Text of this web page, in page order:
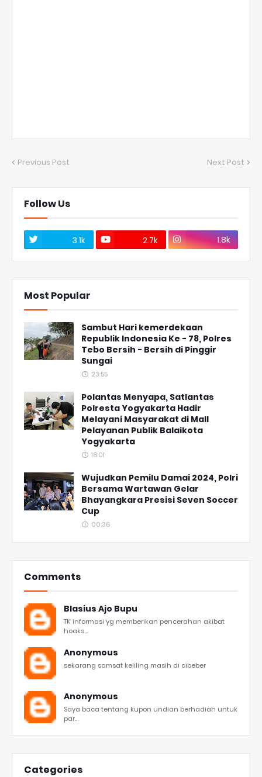
Previous Post Next Post
Follow Us
3.1k 2.7k 1.8k
Most Popular
Sambut Hari kemerdekaan
Republik Indonesia Ke - 78, Polres
Tebo Bersih - Bersih di Pinggir
Sungai
23:55
Polantas Menyapa, Satlantas
Polresta Yogyakarta Hadir
Melayani Masyarakat di Mall
Pelayanan Publik Balaikota
Yogyakarta
18:01
Wujudkan Pemilu Damai 2024, Polri
Bersama Wartawan Gelar
Bhayangkara Presisi Seven Soccer
Cup
00:36
Comments
Blasius Ajo Bupu
TK informasi yg memberikan pencerahan akibat
hoaks...
Anonymous
sekarang samsat keliling masih di cibeber
Anonymous
Saya baca tentang kupon undian berhadiah untuk
par...
Categories